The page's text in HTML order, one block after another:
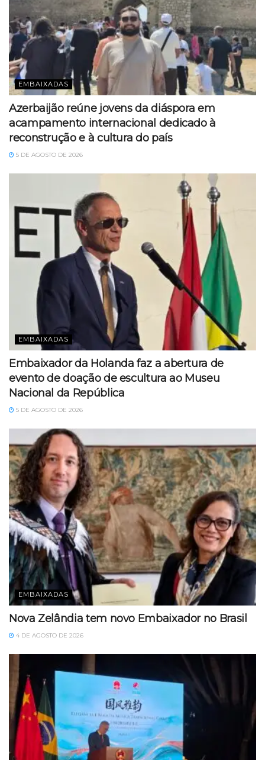
EMBAIXADAS
Azerbaijão reúne jovens da diáspora em
acampamento internacional dedicado à
reconstrução e à cultura do país
5 DE AGOSTO DE 2026
EMBAIXADAS
Embaixador da Holanda faz a abertura de
evento de doação de escultura ao Museu
Nacional da República
5 DE AGOSTO DE 2026
EMBAIXADAS
Nova Zelândia tem novo Embaixador no Brasil
4 DE AGOSTO DE 2026